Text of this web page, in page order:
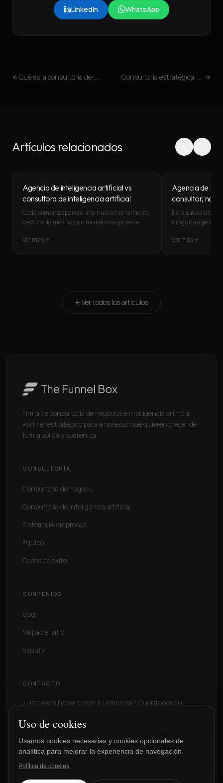
LinkedIn WhatsApp
Qué es la consultoría de inteligencia artificial Consultoría estratégica: qué es y cómo hacer crecer tu empresa
Artículos relacionados
Agencia de inteligencia artificial vs
consultora de inteligencia artificial
Cada semana aparece una nueva herramienta
de IA. Cada mes hay un modelo más potente.
Ver más
Agencia de IA:
consultor, no
Es lo que casi todo
ninguna agencia
Ver más
Ver todos los artículos
Firma de consultoría de negocios e inteligencia artificial.
Partner estratégico para empresas que quieren crecer de
forma sólida y sostenida.
CONSULTORÍA
Consultoría de negocio
Consultoría de inteligencia artificial
Sistema IA empresas
Equipo
Casos de éxito
CONTENIDO
Blog
Mapa del sitio
Spotify
CONTACTO
¿Listo para hacer crecer tu empresa? Cuéntanos tu
Solicitar consultoría
Uso de cookies
Usamos cookies necesarias y cookies opcionales de
analítica para mejorar la experiencia de navegación.
Política de cookies